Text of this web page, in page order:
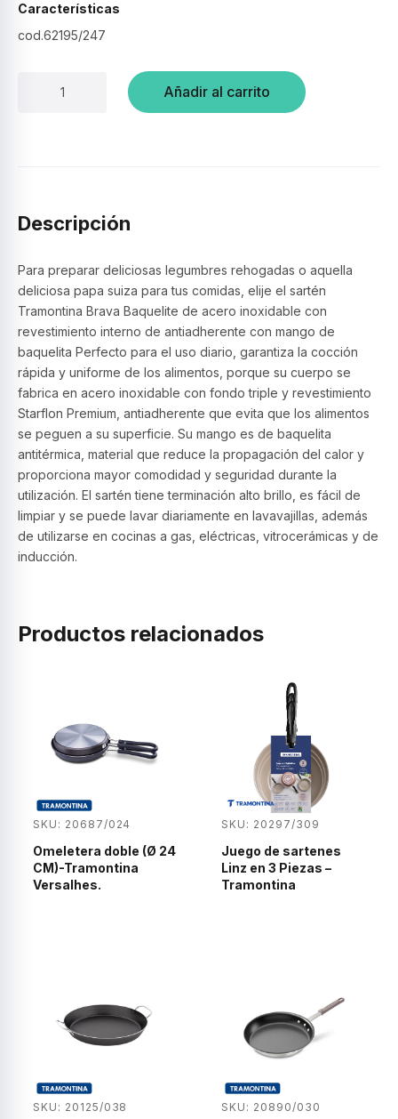
Características
cod.62195/247
–
cantidad
Añadir al carrito
Descripción
Para preparar deliciosas legumbres rehogadas o aquella
deliciosa papa suiza para tus comidas, elije el sartén
Tramontina Brava Baquelite de acero inoxidable con
revestimiento interno de antiadherente con mango de
baquelita Perfecto para el uso diario, garantiza la cocción
rápida y uniforme de los alimentos, porque su cuerpo se
fabrica en acero inoxidable con fondo triple y revestimiento
Starflon Premium, antiadherente que evita que los alimentos
se peguen a su superficie. Su mango es de baquelita
antitérmica, material que reduce la propagación del calor y
proporciona mayor comodidad y seguridad durante la
utilización. El sartén tiene terminación alto brillo, es fácil de
limpiar y se puede lavar diariamente en lavavajillas, además
de utilizarse en cocinas a gas, eléctricas, vitrocerámicas y de
inducción.
Productos relacionados
SKU: 20687/024
Omeletera doble (Ø 24
CM)-Tramontina
Versalhes.
SKU: 20297/309
Juego de sartenes
Linz en 3 Piezas –
Tramontina
SKU: 20125/038 SKU: 20890/030